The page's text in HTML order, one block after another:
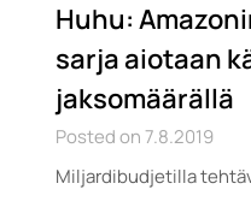
Huhu:
sarja aiotaan
jaksomäärällä
Posted on 7.8.2019
Miljardibudjetilla